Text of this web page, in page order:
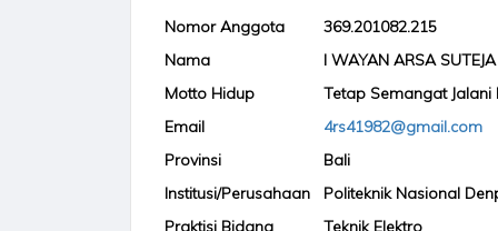
Nomor Anggota
369.201082.215
Nama
I WAYAN ARSA SUTEJA
Motto Hidup
Tetap Semangat Jalani
Email
4rs41982@gmail.com
Provinsi
Bali
Institusi/Perusahaan
Politeknik Nasional
Praktisi Bidang
Teknik Elektro